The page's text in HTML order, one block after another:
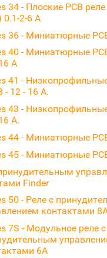
34 - Плоские PCB
0.1-2-6 A
36 - Миниатюрные
40 - Миниатюрные
A
41 -
- 12 - 16 A.
43 -
A.
44 - Миниатюрные
45 - Миниатюрные
Finder
50 - Реле с
контактами
7S - Модульное реле с
6А